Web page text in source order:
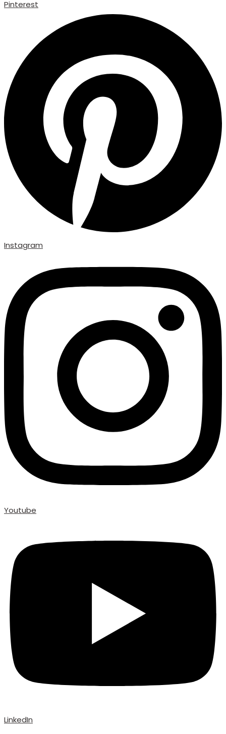
Pinterest
Instagram
Youtube
LinkedIn